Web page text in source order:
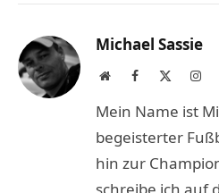
Michael Sassie
WebsiteFacebook
Mein Name ist
begeisterter
hin zur
schreibe ich auf